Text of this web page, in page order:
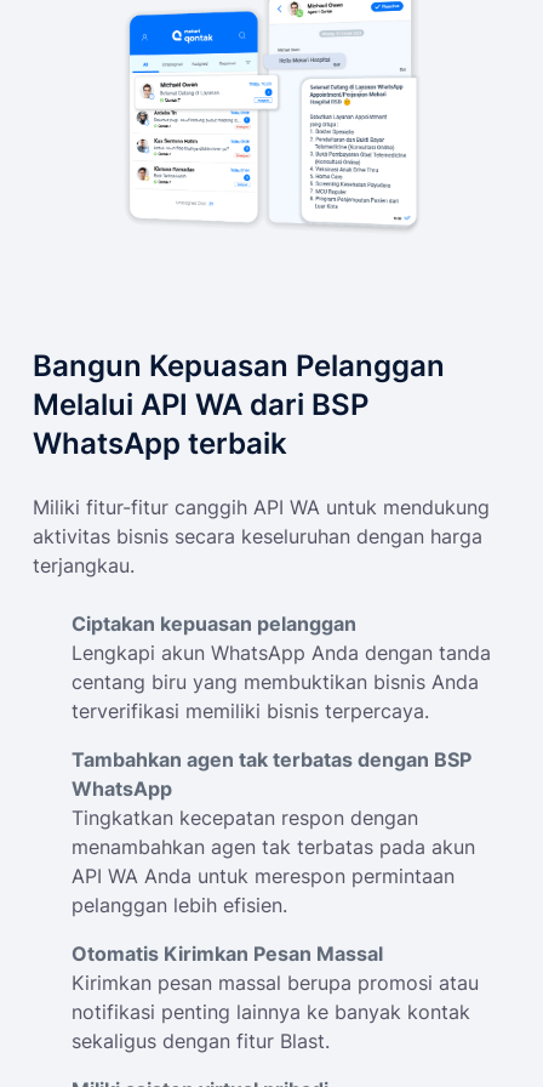
Bangun Kepuasan Pelanggan
Melalui API WA dari BSP
WhatsApp terbaik
Miliki fitur-fitur canggih API WA untuk mendukung
aktivitas bisnis secara keseluruhan dengan harga
terjangkau.
Ciptakan kepuasan pelanggan
Lengkapi akun WhatsApp Anda dengan tanda
centang biru yang membuktikan bisnis Anda
terverifikasi memiliki bisnis terpercaya.
Tambahkan agen tak terbatas dengan BSP
WhatsApp
Tingkatkan kecepatan respon dengan
menambahkan agen tak terbatas pada akun
API WA Anda untuk merespon permintaan
pelanggan lebih efisien.
Otomatis Kirimkan Pesan Massal
Kirimkan pesan massal berupa promosi atau
notifikasi penting lainnya ke banyak kontak
sekaligus dengan fitur Blast.